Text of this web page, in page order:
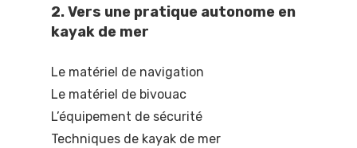
2. Vers une pratique autonome en
kayak de mer
Le matériel de navigation
Le matériel de bivouac
L’équipement de sécurité
Techniques de kayak de mer